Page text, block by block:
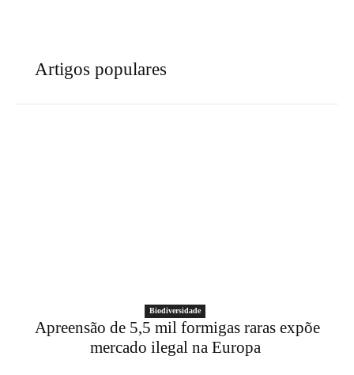
Artigos populares
Biodiversidade
Apreensão de 5,5 mil formigas raras expõe
mercado ilegal na Europa